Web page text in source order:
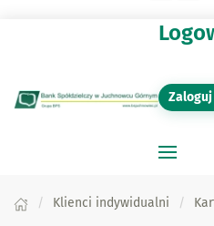
Klienci indywidualni